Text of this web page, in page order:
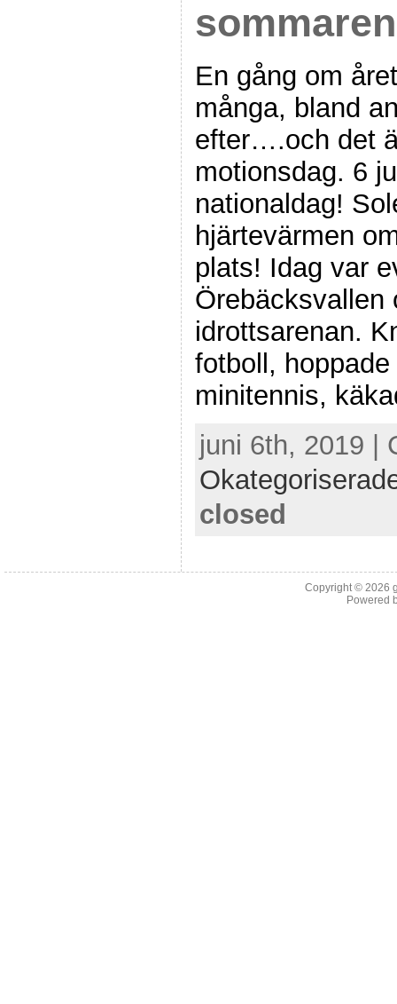
En gång om
många, bland
efter….och det
motionsdag. 6
nationaldag!
hjärtevärmen
plats! Idag var
Örebäcksvallen
idrottsarenan.
fotboll,
minitennis,
juni 6th, 2019 |
closed
Copyright © 2026
Powered